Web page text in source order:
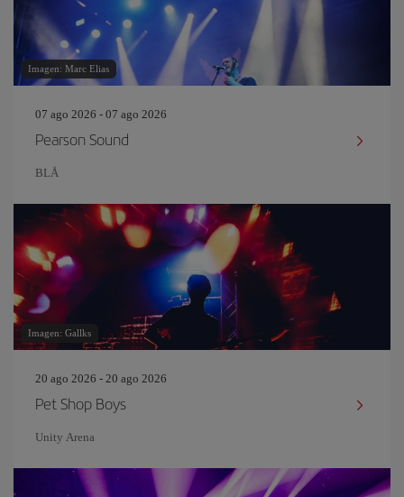
Imagen: Marc Elias
07 ago 2026 - 07 ago 2026
Pearson Sound
BLÅ
Imagen: Gallks
20 ago 2026 - 20 ago 2026
Pet Shop Boys
Unity Arena